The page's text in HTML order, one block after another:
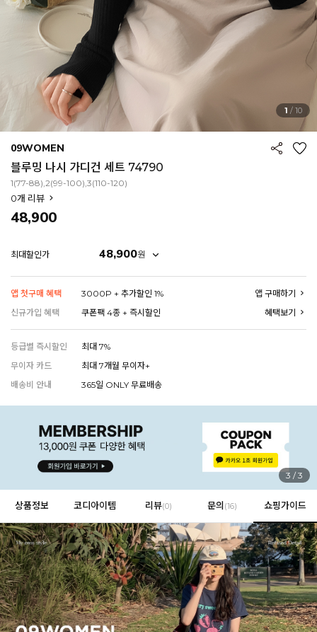
인플루언서 PICK한 지금 꼭 필요한 장마룩!
1 / 10
09WOMEN
블루밍 나시 가디건 세트 74790
1(77-88),2(99-100),3(110-120)
0개 리뷰
48,900
최대할인가 48,900원
앱 첫구매 혜택 3000P + 추가할인 1%
앱 구매하기
신규가입 혜택
쿠폰팩 4종 + 즉시할인 혜택보기
등급별 즉시할인
최대 7%
무이자 카드
최대 7개월 무이자+
배송비 안내
365일 ONLY 무료배송
1 /3
상품정보 코디아이템 리뷰(0) 문의 (16) 쇼핑가이드